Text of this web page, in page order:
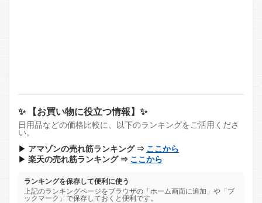
✨ 【お買い物に役立つ情報】✨
日用品などの価格比較に、以下のランキングをご活用くださ
い。
▶ アマゾンの売れ筋ランキング ⇒ ここから
▶ 楽天の売れ筋ランキング ⇒ ここから
ランキングを保存して便利に使う
上記のランキングページをブラウザの「ホーム画面に追加」や「ブ
ックマーク」で保存しておくと便利です。